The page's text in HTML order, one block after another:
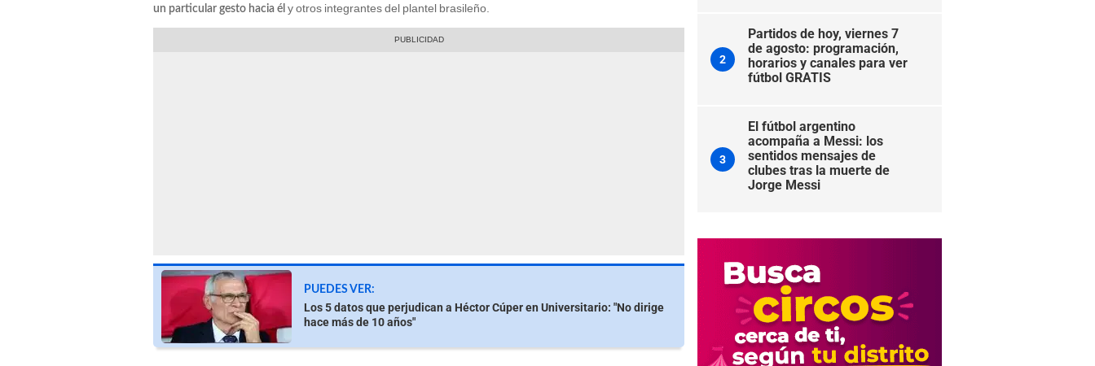
un particular gesto hacia él y otros integrantes del plantel brasileño.
PUEDES VER:
Los 5 datos que perjudican a Héctor Cúper en Universitario: "No dirige
hace más de 10 años"
2
Partidos de hoy, viernes 7
de agosto: programación,
horarios y canales para ver
fútbol GRATIS
3
El fútbol argentino
acompaña a Messi: los
sentidos mensajes de
clubes tras la muerte de
Jorge Messi